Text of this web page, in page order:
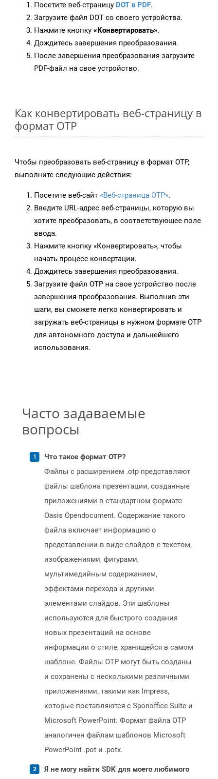
Посетите веб-страницу DOT в PDF.
Загрузите файл DOT со своего устройства.
Нажмите кнопку «Конвертировать».
Дождитесь завершения преобразования.
После завершения преобразования загрузите
PDF-файл на свое устройство.
Как конвертировать веб-страницу в
формат OTP
Чтобы преобразовать веб-страницу в формат OTP,
выполните следующие действия:
Посетите веб-сайт «Веб-страница OTP».
Введите URL-адрес веб-страницы, которую вы
хотите преобразовать, в соответствующее поле
ввода.
Нажмите кнопку «Конвертировать», чтобы
начать процесс конвертации.
Дождитесь завершения преобразования.
Загрузите файл OTP на свое устройство после
завершения преобразования. Выполнив эти
шаги, вы сможете легко конвертировать и
загружать веб-страницы в нужном формате OTP
для автономного доступа и дальнейшего
использования.
Часто задаваемые
вопросы
Что такое формат OTP?
Файлы с расширением .otp представляют
файлы шаблона презентации, созданные
приложениями в стандартном формате
Oasis Opendocument. Содержание такого
файла включает информацию о
представлении в виде слайдов с текстом,
изображениями, фигурами,
мультимедийным содержанием,
эффектами перехода и другими
элементами слайдов. Эти шаблоны
используются для быстрого создания
новых презентаций на основе
информации о стиле, хранящейся в самом
шаблоне. Файлы OTP могут быть созданы
и сохранены с несколькими различными
приложениями, такими как Impress,
которые поставляются с Sponoffice Suite и
Microsoft PowerPoint. Формат файла OTP
аналогичен файлам шаблонов Microsoft
PowerPoint .pot и .potx.
Я не могу найти SDK для моего любимого